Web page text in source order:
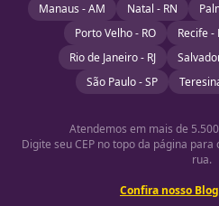
Manaus - AM
Natal - RN
Porto Velho - RO
Recife -
Rio de Janeiro - RJ
São Paulo - SP
Atendemos em mais de
Digite seu CEP no topo da página
rua.
Confira nosso